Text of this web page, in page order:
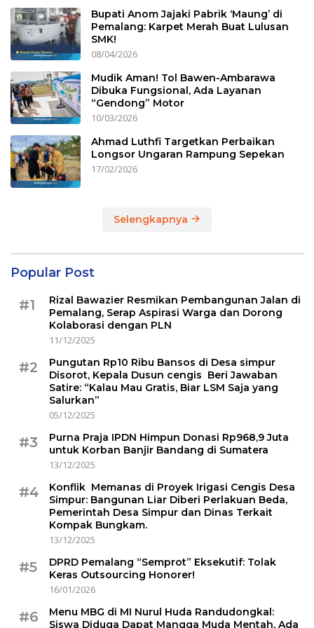
Bupati Anom Jajaki Pabrik ‘Maung’ di
Pemalang: Karpet Merah Buat Lulusan
SMK!
08/04/2026
Mudik Aman! Tol Bawen-Ambarawa
Dibuka Fungsional, Ada Layanan
“Gendong” Motor
10/03/2026
Ahmad Luthfi Targetkan Perbaikan
Longsor Ungaran Rampung Sepekan
17/02/2026
Selengkapnya
Popular Post
#1
Rizal Bawazier Resmikan Pembangunan Jalan di
Pemalang, Serap Aspirasi Warga dan Dorong
Kolaborasi dengan PLN
11/12/2025
#2
Pungutan Rp10 Ribu Bansos di Desa simpur
Disorot, Kepala Dusun cengis Beri Jawaban
Satire: “Kalau Mau Gratis, Biar LSM Saja yang
Salurkan”
05/12/2025
#3
Purna Praja IPDN Himpun Donasi Rp968,9 Juta
untuk Korban Banjir Bandang di Sumatera
13/12/2025
#4
Konflik Memanas di Proyek Irigasi Cengis Desa
Simpur: Bangunan Liar Diberi Perlakuan Beda,
Pemerintah Desa Simpur dan Dinas Terkait
Kompak Bungkam.
13/12/2025
#5
DPRD Pemalang “Semprot” Eksekutif: Tolak
Keras Outsourcing Honorer!
16/01/2026
#6
Menu MBG di MI Nurul Huda Randudongkal:
Siswa Diduga Dapat Mangga Muda Mentah, Ada